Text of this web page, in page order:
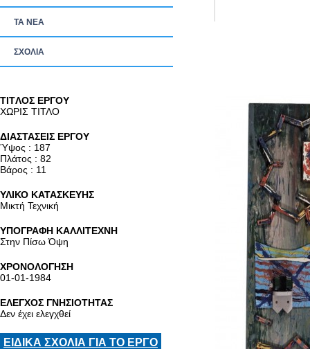
ΤΑ ΝEΑ
ΣΧΟΛΙΑ
TITΛΟΣ ΕΡΓΟΥ
ΧΩΡΙΣ ΤΙΤΛΟ
ΔΙΑΣΤΑΣΕΙΣ ΕΡΓΟΥ
Ύψος : 187
Πλάτος : 82
Βάρος : 11
ΥΛΙΚΟ ΚΑΤΑΣΚΕΥΗΣ
Μικτή Τεχνική
ΥΠΟΓΡΑΦΗ ΚΑΛΛΙΤΕΧΝΗ
Στην Πίσω Όψη
ΧΡΟΝΟΛΟΓΗΣΗ
01-01-1984
ΕΛΕΓΧΟΣ ΓΝΗΣΙΟΤΗΤΑΣ
Δεν έχει ελεγχθεί
ΕΙΔΙΚΑ ΣΧΟΛΙΑ ΓΙΑ ΤΟ ΕΡΓΟ